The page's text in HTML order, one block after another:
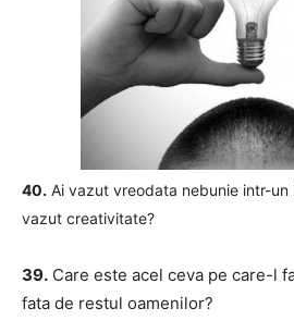
40. Ai vazut vreodata nebunie intr-
vazut creativitate?
39. Care este acel ceva pe care-l
fata de restul oamenilor?